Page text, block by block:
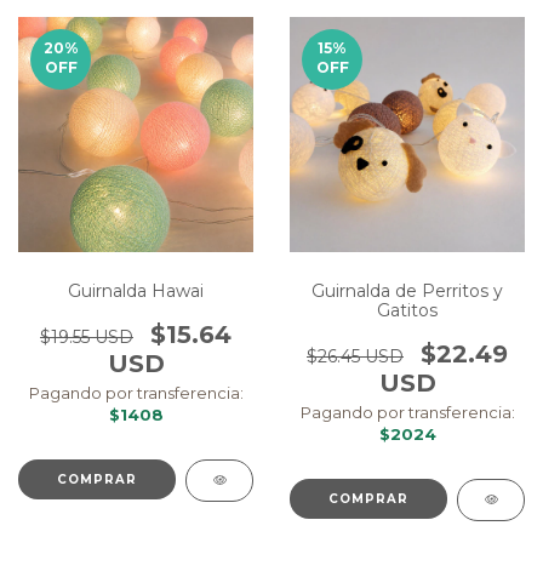
20%
OFF
Guirnalda Hawai
$19.55 USD
$15.64
USD
Pagando por transferencia:
$1408
COMPRAR
15%
OFF
Guirnalda de Perritos y
Gatitos
$26.45 USD
$22.49
USD
Pagando por transferencia:
$2024
COMPRAR